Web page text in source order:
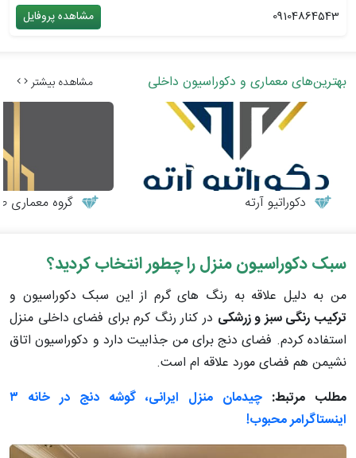
09104864543
مشاهده پروفایل
بهترین‌های معماری و دکوراسیون داخلی مشاهده بیشتر
دکوراتیو آرته گروه معماری
سبک دکوراسیون منزل را چطور انتخاب کردید؟
من به دلیل علاقه به رنگ های گرم از این سبک دکوراسیون و
ترکیب رنگی سبز و زرشکی در کنار رنگ کرم برای فضای داخلی منزل
استفاده کردم. فضای دنج برای من جذابیت دارد و دکوراسیون اتاق
نشیمن هم فضای مورد علاقه ام است.
مطلب مرتبط:
چیدمان منزل ایرانی، گوشه دنج در خانه ۳
اینستاگرامر محبوب!